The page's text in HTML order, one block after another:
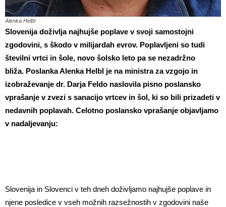
Alenka Helbl
Slovenija doživlja najhujše poplave v svoji samostojni
zgodovini, s škodo v milijardah evrov. Poplavljeni so tudi
številni vrtci in šole, novo šolsko leto pa se nezadržno
bliža. Poslanka Alenka Helbl je na ministra za vzgojo in
izobraževanje dr. Darja Feldo naslovila pisno poslansko
vprašanje v zvezi s sanacijo vrtcev in šol, ki so bili prizadeti v
nedavnih poplavah. Celotno poslansko vprašanje objavljamo
v nadaljevanju:
Slovenija in Slovenci v teh dneh doživljamo najhujše poplave in
njene posledice v vseh možnih razsežnostih v zgodovini naše